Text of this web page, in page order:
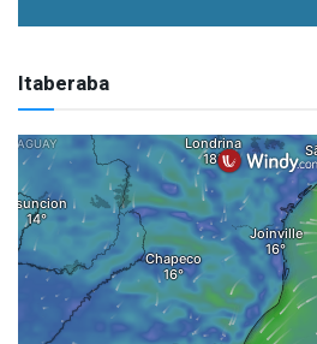
Itaberaba